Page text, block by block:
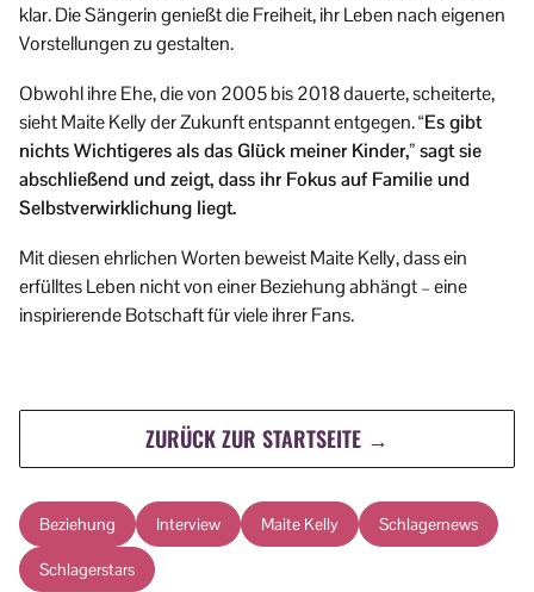
klar. Die Sängerin genießt die Freiheit, ihr Leben nach eigenen
Vorstellungen zu gestalten.
Obwohl ihre Ehe, die von 2005 bis 2018 dauerte, scheiterte,
sieht Maite Kelly der Zukunft entspannt entgegen.“Es gibt
nichts Wichtigeres als das Glück meiner Kinder,” sagt sie
abschließend und zeigt, dass ihr Fokus auf Familie und
Selbstverwirklichung liegt.
Mit diesen ehrlichen Worten beweist Maite Kelly, dass ein
erfülltes Leben nicht von einer Beziehung abhängt – eine
inspirierende Botschaft für viele ihrer Fans.
ZURÜCK ZUR STARTSEITE →
Beziehung Interview Maite Kelly Schlagernews
Schlagerstars